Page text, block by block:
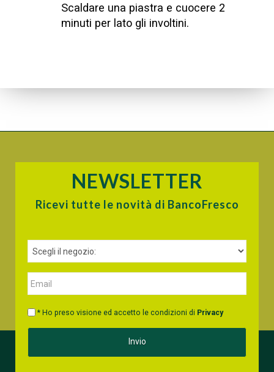
Scaldare una piastra e cuocere 2
minuti per lato gli involtini.
NEWSLETTER
Ricevi tutte le novità di BancoFresco
* Ho preso visione ed accetto le condizioni di Privacy